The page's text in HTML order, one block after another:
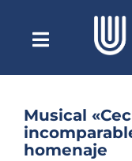
contenidoToggle
Navigation
Musical
homenaje